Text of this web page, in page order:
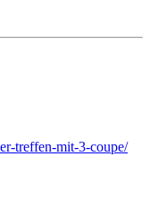
treffen-mit-3-coupe/